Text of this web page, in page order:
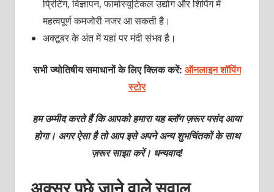
प्रिंटिंग, विज्ञापन, फार्मास्यूटिकल उद्योग और शिपिंग में
महत्वपूर्ण कमजोरी नजर आ सकती है।
अक्टूबर के अंत में यहां पर मंदी संभव है।
सभी ज्योतिषीय समाधानों के लिए क्लिक करें: ऑनलाइन शॉपिंग
स्टोर
हम उम्मीद करते हैं कि आपको हमारा यह ब्लॉग ज़रूर पसंद आया
होगा। अगर ऐसा है तो आप इसे अपने अन्य शुभचिंतकों के साथ
ज़रूर साझा करें। धन्यवाद!